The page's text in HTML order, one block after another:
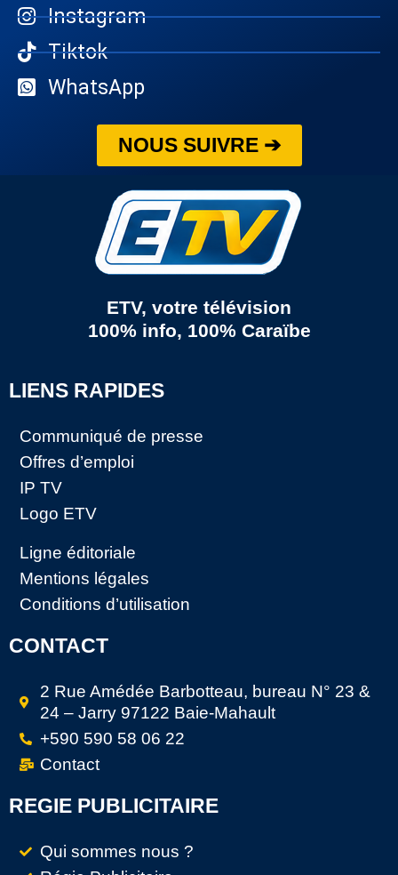
Instagram
Tiktok
WhatsApp
NOUS SUIVRE ➔
ETV, votre télévision
100% info, 100% Caraïbe
LIENS RAPIDES
Communiqué de presse
Offres d’emploi
IP TV
Logo ETV
Ligne éditoriale
Mentions légales
Conditions d’utilisation
CONTACT
2 Rue Amédée Barbotteau, bureau N° 23 &
24 – Jarry 97122 Baie-Mahault
+590 590 58 06 22
Contact
REGIE PUBLICITAIRE
Qui sommes nous ?